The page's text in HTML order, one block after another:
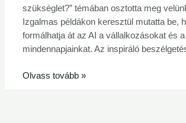
szükséglet?” témában osztotta meg
Izgalmas példákon keresztül mutatta be,
formálhatja át az AI a vállalkozásokat és a
mindennapjainkat. Az inspiráló
Olvass tovább »